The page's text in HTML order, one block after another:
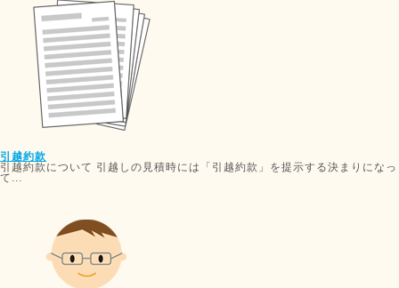
引越約款
引越約款について 引越しの見積時には「引越約款」を提示する決まりになっ
て...